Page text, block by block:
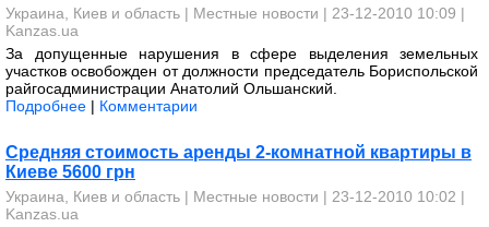
Украина, Киев и область | Местные новости | 23-12-2010 10:09 |
Kanzas.ua
За допущенные нарушения в сфере выделения земельных
участков освобожден от должности председатель Бориспольской
райгосадминистрации Анатолий Ольшанский.
Подробнее | Комментарии
Средняя стоимость аренды 2-комнатной квартиры в
Киеве 5600 грн
Украина, Киев и область | Местные новости | 23-12-2010 10:02 |
Kanzas.ua